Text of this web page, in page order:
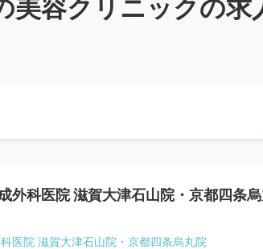
美容クリニックの求
外科医院 滋賀大津石山院・京都四条
医院 滋賀大津石山院・京都四条烏丸院